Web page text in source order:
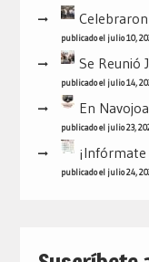
publicado el julio 10,
Se Reunió
publicado el julio 14,
En
publicado el julio 23,
publicado el julio 24,